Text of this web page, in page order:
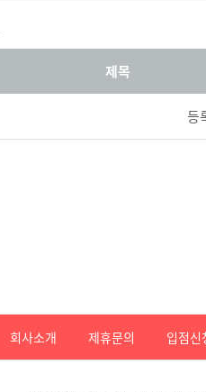
제목
등
회사소개 제휴문의 입점신